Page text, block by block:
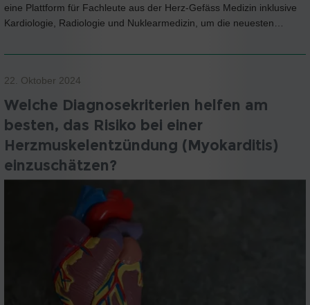
eine Plattform für Fachleute aus der Herz-Gefäss Medizin inklusive
Kardiologie, Radiologie und Nuklearmedizin, um die neuesten…
22. Oktober 2024
Welche Diagnosekriterien helfen am
besten, das Risiko bei einer
Herzmuskelentzündung (Myokarditis)
einzuschätzen?